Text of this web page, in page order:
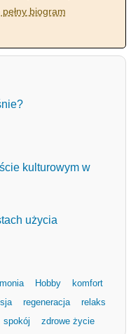
biogram
kulturowym w
użycia
Hobby
komfort
regeneracja
relaks
spokój zdrowe życie